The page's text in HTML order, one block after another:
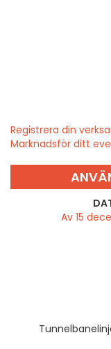
Registrera din
Marknadsför ditt
Av 15